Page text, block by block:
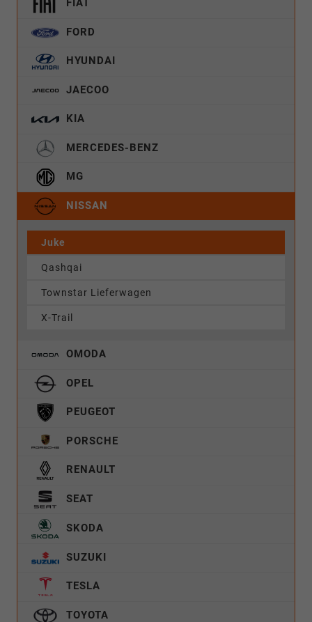
FIAT
FORD
HYUNDAI
JAECOO
KIA
MERCEDES-BENZ
MG
NISSAN
Juke
Qashqai
Townstar Lieferwagen
X-Trail
OMODA
OPEL
PEUGEOT
PORSCHE
RENAULT
SEAT
SKODA
SUZUKI
TESLA
TOYOTA